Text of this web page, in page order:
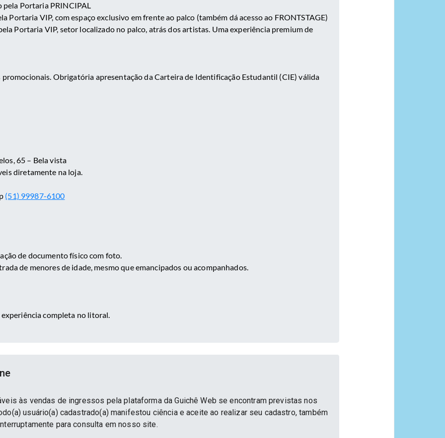
pela Portaria PRINCIPAL
Portaria VIP, com espaço exclusivo em frente ao palco (também dá acesso ao FRONTSTAGE)
Portaria VIP, setor localizado no palco, atrás dos artistas. Uma experiência premium de
Obrigatória apresentação da Carteira de Identificação Estudantil (CIE) válida
65 – Bela vista
diretamente na loja.
(51) 99987-6100
de documento físico com foto.
de menores de idade, mesmo que emancipados ou acompanhados.
experiência completa no litoral.
às vendas de ingressos pela plataforma da Guichê Web se encontram previstas nos
usuário(a) cadastrado(a) manifestou ciência e aceite ao realizar seu cadastro, também
para consulta em nosso site.